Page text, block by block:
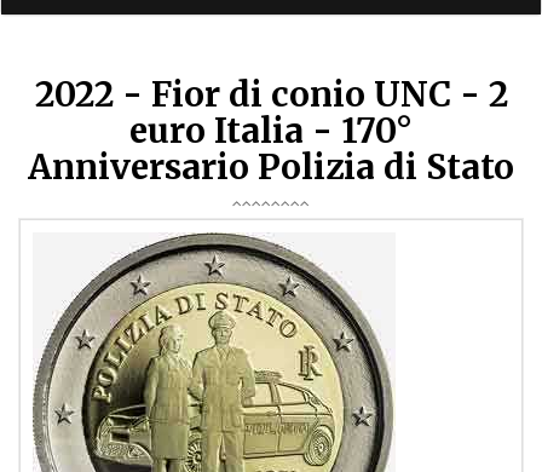
2022 - Fior di conio UNC - 2
euro Italia - 170°
Anniversario Polizia di Stato